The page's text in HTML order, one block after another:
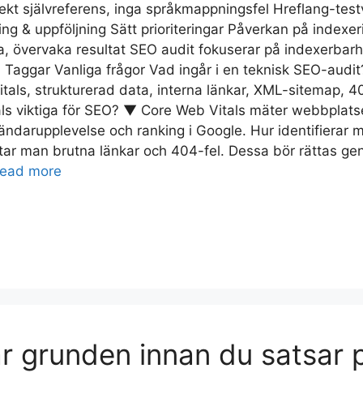
självreferens, inga språkmappningsfel Hreflang-
& uppföljning Sätt prioriteringar Påverkan på
övervaka resultat SEO audit fokuserar på
Vanliga frågor Vad ingår i en teknisk SEO-
strukturerad data, interna länkar, XML-sitemap,
viktiga för SEO? ▼ Core Web Vitals mäter
och ranking i Google. Hur identifierar
man brutna länkar och 404-fel. Dessa bör rättas
more
grunden innan du satsar